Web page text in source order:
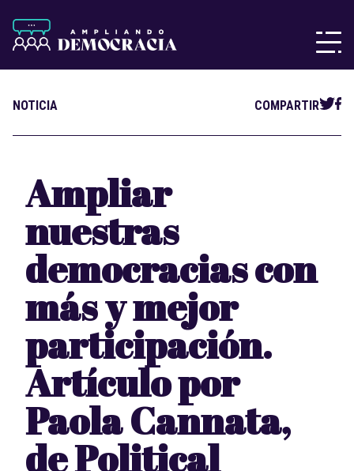
NOTICIA COMPARTIR
Ampliar
nuestras
democracias con
más y mejor
participación.
Artículo por
Paola Cannata,
de Political